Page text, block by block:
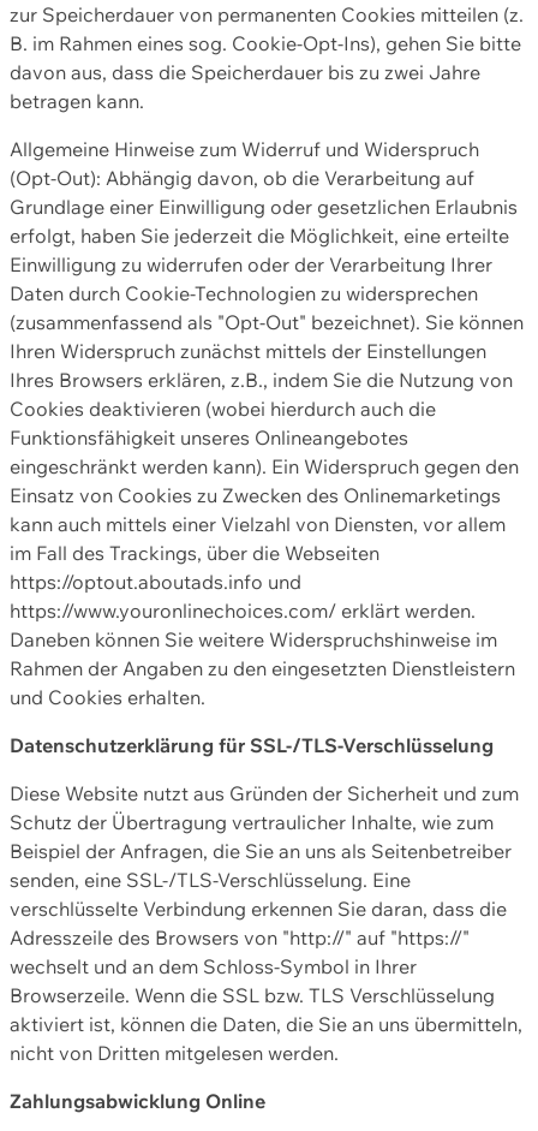
zur Speicherdauer von permanenten Cookies mitteilen (z.
B. im Rahmen eines sog. Cookie-Opt-Ins), gehen Sie bitte
davon aus, dass die Speicherdauer bis zu zwei Jahre
betragen kann.
Allgemeine Hinweise zum Widerruf und Widerspruch
(Opt-Out): Abhängig davon, ob die Verarbeitung auf
Grundlage einer Einwilligung oder gesetzlichen Erlaubnis
erfolgt, haben Sie jederzeit die Möglichkeit, eine erteilte
Einwilligung zu widerrufen oder der Verarbeitung Ihrer
Daten durch Cookie-Technologien zu widersprechen
(zusammenfassend als "Opt-Out" bezeichnet). Sie können
Ihren Widerspruch zunächst mittels der Einstellungen
Ihres Browsers erklären, z.B., indem Sie die Nutzung von
Cookies deaktivieren (wobei hierdurch auch die
Funktionsfähigkeit unseres Onlineangebotes
eingeschränkt werden kann). Ein Widerspruch gegen den
Einsatz von Cookies zu Zwecken des Onlinemarketings
kann auch mittels einer Vielzahl von Diensten, vor allem
im Fall des Trackings, über die Webseiten
https://optout.aboutads.info und
https://www.youronlinechoices.com/ erklärt werden.
Daneben können Sie weitere Widerspruchshinweise im
Rahmen der Angaben zu den eingesetzten Dienstleistern
und Cookies erhalten.
Datenschutzerklärung für SSL-/TLS-Verschlüsselung
Diese Website nutzt aus Gründen der Sicherheit und zum
Schutz der Übertragung vertraulicher Inhalte, wie zum
Beispiel der Anfragen, die Sie an uns als Seitenbetreiber
senden, eine SSL-/TLS-Verschlüsselung. Eine
verschlüsselte Verbindung erkennen Sie daran, dass die
Adresszeile des Browsers von "http://" auf "https://"
wechselt und an dem Schloss-Symbol in Ihrer
Browserzeile. Wenn die SSL bzw. TLS Verschlüsselung
aktiviert ist, können die Daten, die Sie an uns übermitteln,
nicht von Dritten mitgelesen werden.
Zahlungsabwicklung Online